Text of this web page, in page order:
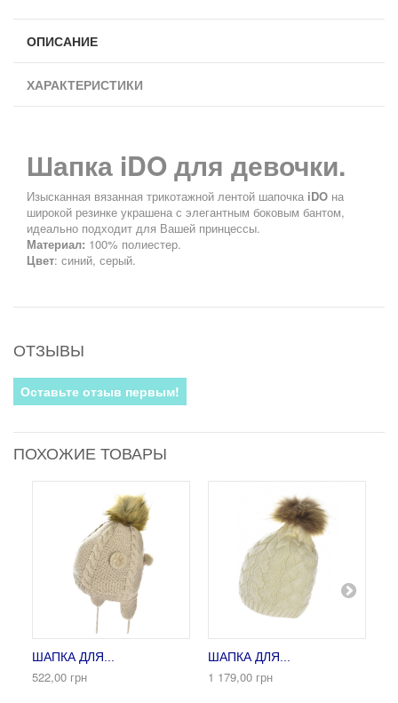
ОПИСАНИЕ
ХАРАКТЕРИСТИКИ
Шапка iDO для девочки.
Изысканная вязанная трикотажной лентой шапочка iDO на
широкой резинке украшена с элегантным боковым бантом,
идеально подходит для Вашей принцессы.
Материал: 100% полиестер.
Цвет: синий, серый.
ОТЗЫВЫ
Оставьте отзыв первым!
ПОХОЖИЕ ТОВАРЫ
ШАПКА ДЛЯ...
522,00 грн
ШАПКА ДЛЯ...
1 179,00 грн